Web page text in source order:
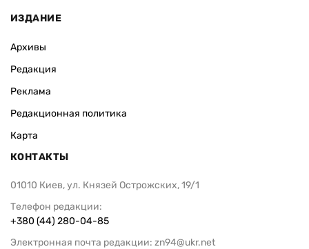
ИЗДАНИЕ
Архивы
Редакция
Реклама
Редакционная политика
Карта
КОНТАКТЫ
01010 Киев, ул. Князей Острожских, 19/1
Телефон редакции:
+380 (44) 280-04-85
Электронная почта редакции: zn94@ukr.net